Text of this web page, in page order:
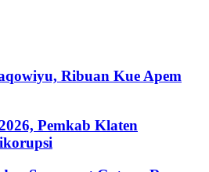
Ribuan Kue Apem
Pemkab Klaten